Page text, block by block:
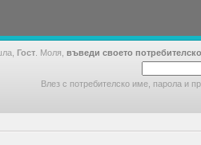
Гост . Моля, въведи своето
Влез с потребителско име, парола и